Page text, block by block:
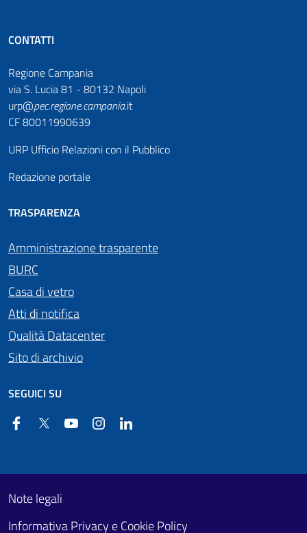
CONTATTI
Regione Campania
via S. Lucia 81 - 80132 Napoli
urp@pec.regione.campania.it
CF 80011990639
URP Ufficio Relazioni con il Pubblico
Redazione portale
TRASPARENZA
Amministrazione trasparente
BURC
Casa di vetro
Atti di notifica
Qualità Datacenter
Sito di archivio
SEGUICI SU
FacebookTwitter YouTube Instagram
Footer First
Useful links section
Note legali
Informativa Privacy e Cookie Policy